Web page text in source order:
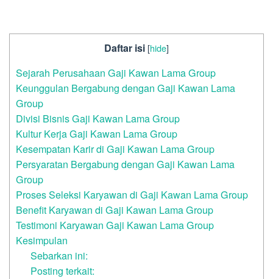
Daftar isi [hide]
Sejarah Perusahaan Gaji Kawan Lama Group
Keunggulan Bergabung dengan Gaji Kawan Lama
Group
Divisi Bisnis Gaji Kawan Lama Group
Kultur Kerja Gaji Kawan Lama Group
Kesempatan Karir di Gaji Kawan Lama Group
Persyaratan Bergabung dengan Gaji Kawan Lama
Group
Proses Seleksi Karyawan di Gaji Kawan Lama Group
Benefit Karyawan di Gaji Kawan Lama Group
Testimoni Karyawan Gaji Kawan Lama Group
Kesimpulan
Sebarkan ini:
Posting terkait: